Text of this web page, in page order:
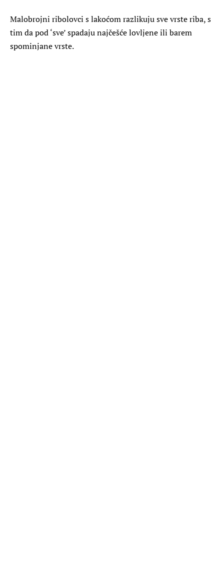
Malobrojni ribolovci s lakoćom razlikuju sve vrste riba, s
tim da pod ‘sve’ spadaju najčešće lovljene ili barem
spominjane vrste.